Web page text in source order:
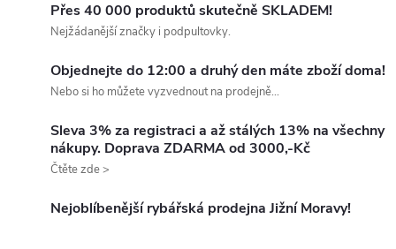
Přes 40 000 produktů skutečně SKLADEM!
Nejžádanější značky i podpultovky.
Objednejte do 12:00 a druhý den máte zboží doma!
Nebo si ho můžete vyzvednout na prodejně...
Sleva 3% za registraci a až stálých 13% na všechny
nákupy. Doprava ZDARMA od 3000,-Kč
Čtěte zde >
Nejoblíbenější rybářská prodejna Jižní Moravy!